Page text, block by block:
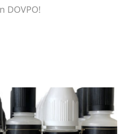
DOVPO!
AMA Liquidi è in